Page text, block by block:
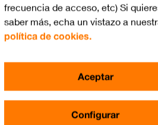
facial (Face ID)
"No molestar"
de datos
frecuencia de acceso, etc) Si
saber más, echa un vistazo a
política de cookies.
Configurar
Aceptar